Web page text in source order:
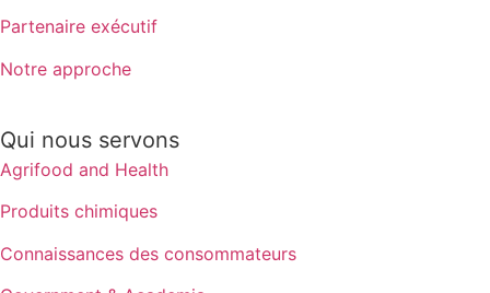
Partenaire exécutif
Notre approche
Qui nous servons
Agrifood and Health
Produits chimiques
Connaissances des consommateurs